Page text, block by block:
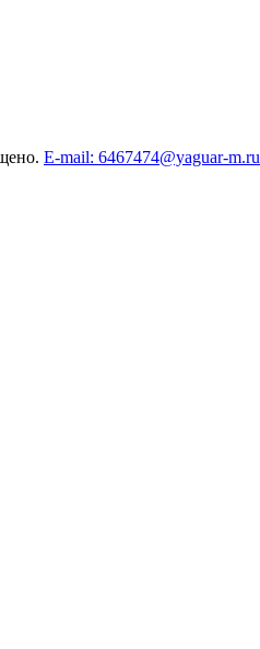
E-mail: 6467474@yaguar-m.ru